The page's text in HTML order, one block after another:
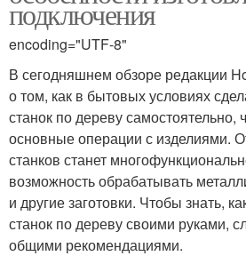
подключения
encoding="UTF-8"
В сегодняшнем обзоре редакции
о том, как в бытовых условиях
станок по дереву самостоятельно,
основные операции с изделиями.
станков станет
возможность обрабатывать
и другие заготовки. Чтобы знать,
станок по дереву своими руками,
общими рекомендациями.